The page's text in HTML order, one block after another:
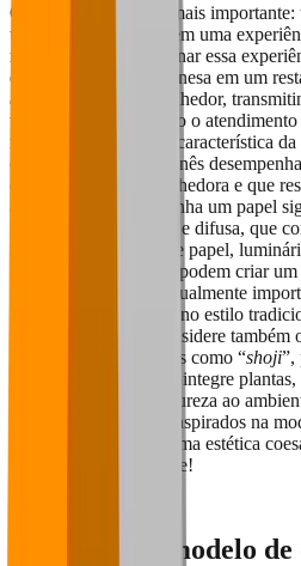
O primeiro passo e o mais
uma simples refeição em uma
maneiras de proporcionar essa
e honrar a cultura japonesa em um
ambiente deve ser acolhedor,
tranquilidade, enquanto o
respeitando a etiqueta característica
de um restaurante japonês
de uma atmosfera acolhedora e que
a iluminação desempenha um papel
uma iluminação suave e difusa, que
relaxante. Lanternas de papel,
mesmo luzes indiretas podem criar
escolha de móveis é igualmente
baixas com almofadas no estilo
”. Considere
ou madeira, conhecidas como “shoji”,
intimistas. Além disso, integre
trazer um toque da natureza ao
uniformes que sejam inspirados na
quimonos, para criar uma estética
ambiente do restaurante!
4. Tenha um modelo